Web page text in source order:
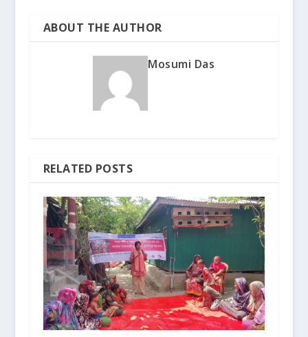
ABOUT THE AUTHOR
Mosumi Das
RELATED POSTS